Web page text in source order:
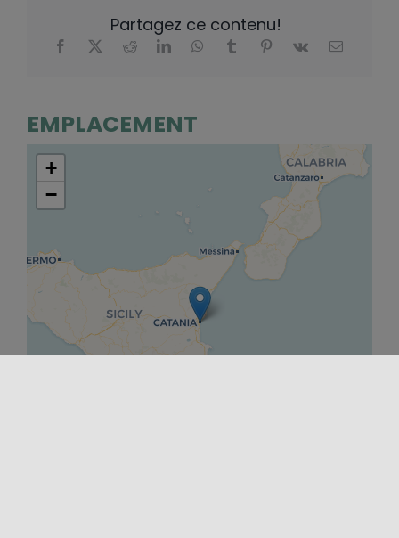
Partagez ce contenu!
EMPLACEMENT
+
−